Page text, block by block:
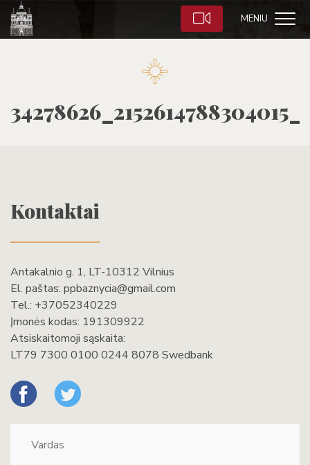
MENIU
Kontaktai
Antakalnio g. 1, LT-10312 Vilnius
El. paštas: ppbaznycia@gmail.com
Tel.: +37052340229
Įmonės kodas: 191309922
Atsiskaitomoji sąskaita:
LT79 7300 0100 0244 8078 Swedbank